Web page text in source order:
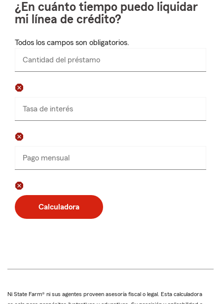
¿En cuánto tiempo puedo liquidar
mi línea de crédito?
Todos los campos son obligatorios.
Cantidad del préstamo
Tasa de interés
Pago mensual
Calculadora
Ni State Farm® ni sus agentes proveen asesoría fiscal o legal. Esta calculadora